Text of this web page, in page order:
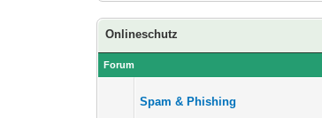
Onlineschutz
Forum
Spam & Phishing